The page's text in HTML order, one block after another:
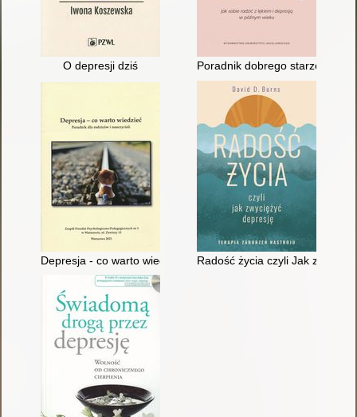
O depresji dziś Poradnik dobrego starzenia
Depresja - co warto wiedzieć : poradnik dla rodziców i
Radość życia czyli Jak